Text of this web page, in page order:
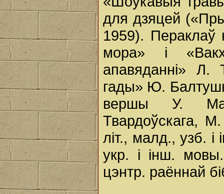
для дзяцей
1959).
мора» і
апавяданні» Л.
гады» Ю.
вершы У.
Твардоўскага,
літ., малд., узб.
укр. і інш.
цэнтр. раённай